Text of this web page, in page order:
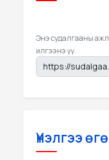
Энэ судалгааны
илгээнэ үү.
Үнэлгээ